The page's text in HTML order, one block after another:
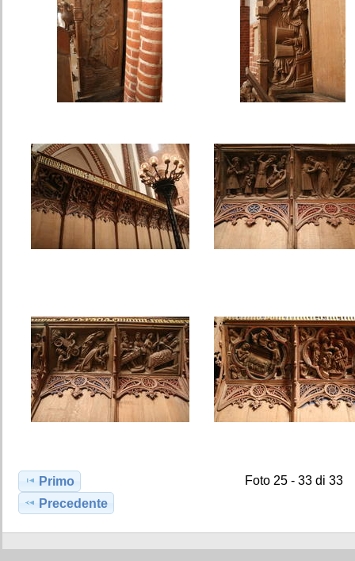
Primo
Precedente
Foto 25 - 33 di 33